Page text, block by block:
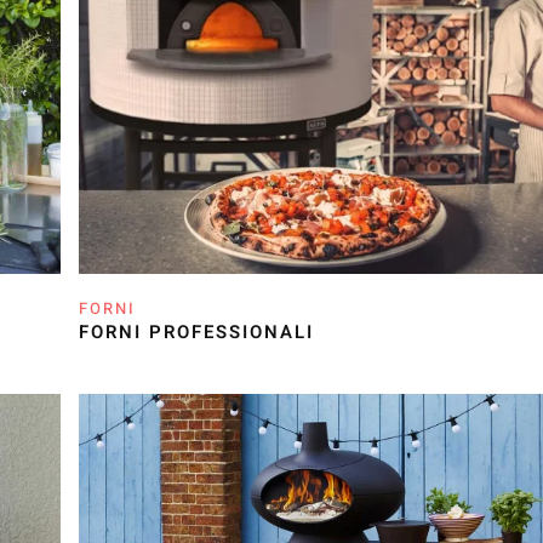
FORNI
FORNI PROFESSIONALI